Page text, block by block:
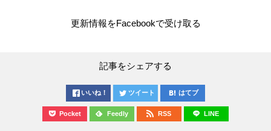
更新情報をFacebookで受け取る
記事をシェアする
いいね！ ツイート はてブ
Pocket Feedly RSS LINE